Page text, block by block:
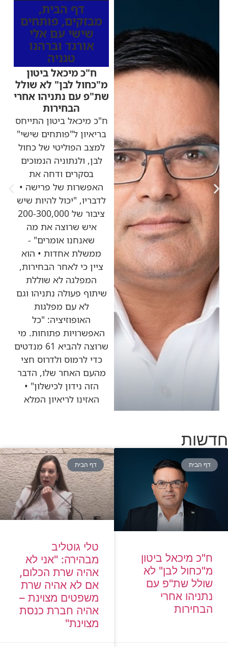
דף הבית,
מבזקים, פותחים
שישי עם אלי
אורגד וברהנו
טגניה
ח"כ מיכאל ביטון
מ"כחול לבן" לא שולל
שת"פ עם נתניהו אחרי
הבחירות
ח"כ מיכאל ביטון התייחס
בריאיון ל"פותחים שישי"
למצב הפוליטי של כחול
לבן, ולנתוניה הנמוכים
בסקרים ודחה את
האפשרות של פרישה •
לדבריו, "יכול להיות שיש
ציבור של 200-300,000
איש שרוצה את מה
שאנחנו אומרים" -
ממשלת אחדות • הוא
ציין כי לאחר הבחירות,
המפלגה לא שוללת
שיתוף פעולה נתניהו וגם
לא עם מפלגות
האופוזיציה: "כל
האפשרויות פתוחות. מי
שרוצה להביא 61 מנדטים
כדי לרמוס ולדרוס חצי
מהעם האחר שלו, הדבר
הזה נידון לכישלון" •
האזינו לריאיון המלא
חדשות
דף הבית
ח"כ מיכאל ביטון
מ"כחול לבן" לא
שולל שת"פ עם
נתניהו אחרי
הבחירות
דף הבית
טלי גוטליב
מבהירה: "אני לא
אהיה שרת הכלום,
אם לא אהיה שרת
משפטים מצוינת –
אהיה חברת כנסת
מצוינת"